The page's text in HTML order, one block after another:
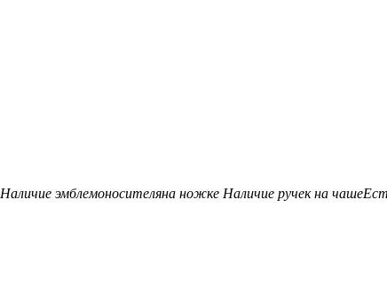
Наличие эмблемоносителяна ножке Наличие ручек на чаше